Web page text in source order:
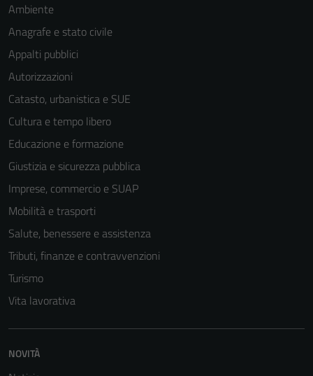
Ambiente
Anagrafe e stato civile
Appalti pubblici
Autorizzazioni
Catasto, urbanistica e SUE
Cultura e tempo libero
Educazione e formazione
Giustizia e sicurezza pubblica
Imprese, commercio e SUAP
Mobilità e trasporti
Salute, benessere e assistenza
Tributi, finanze e contravvenzioni
Turismo
Vita lavorativa
NOVITÀ